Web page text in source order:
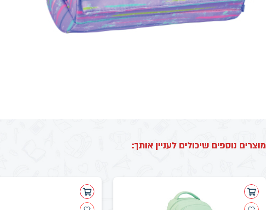
מוצרים נוספים שיכולים לעניין אותך: